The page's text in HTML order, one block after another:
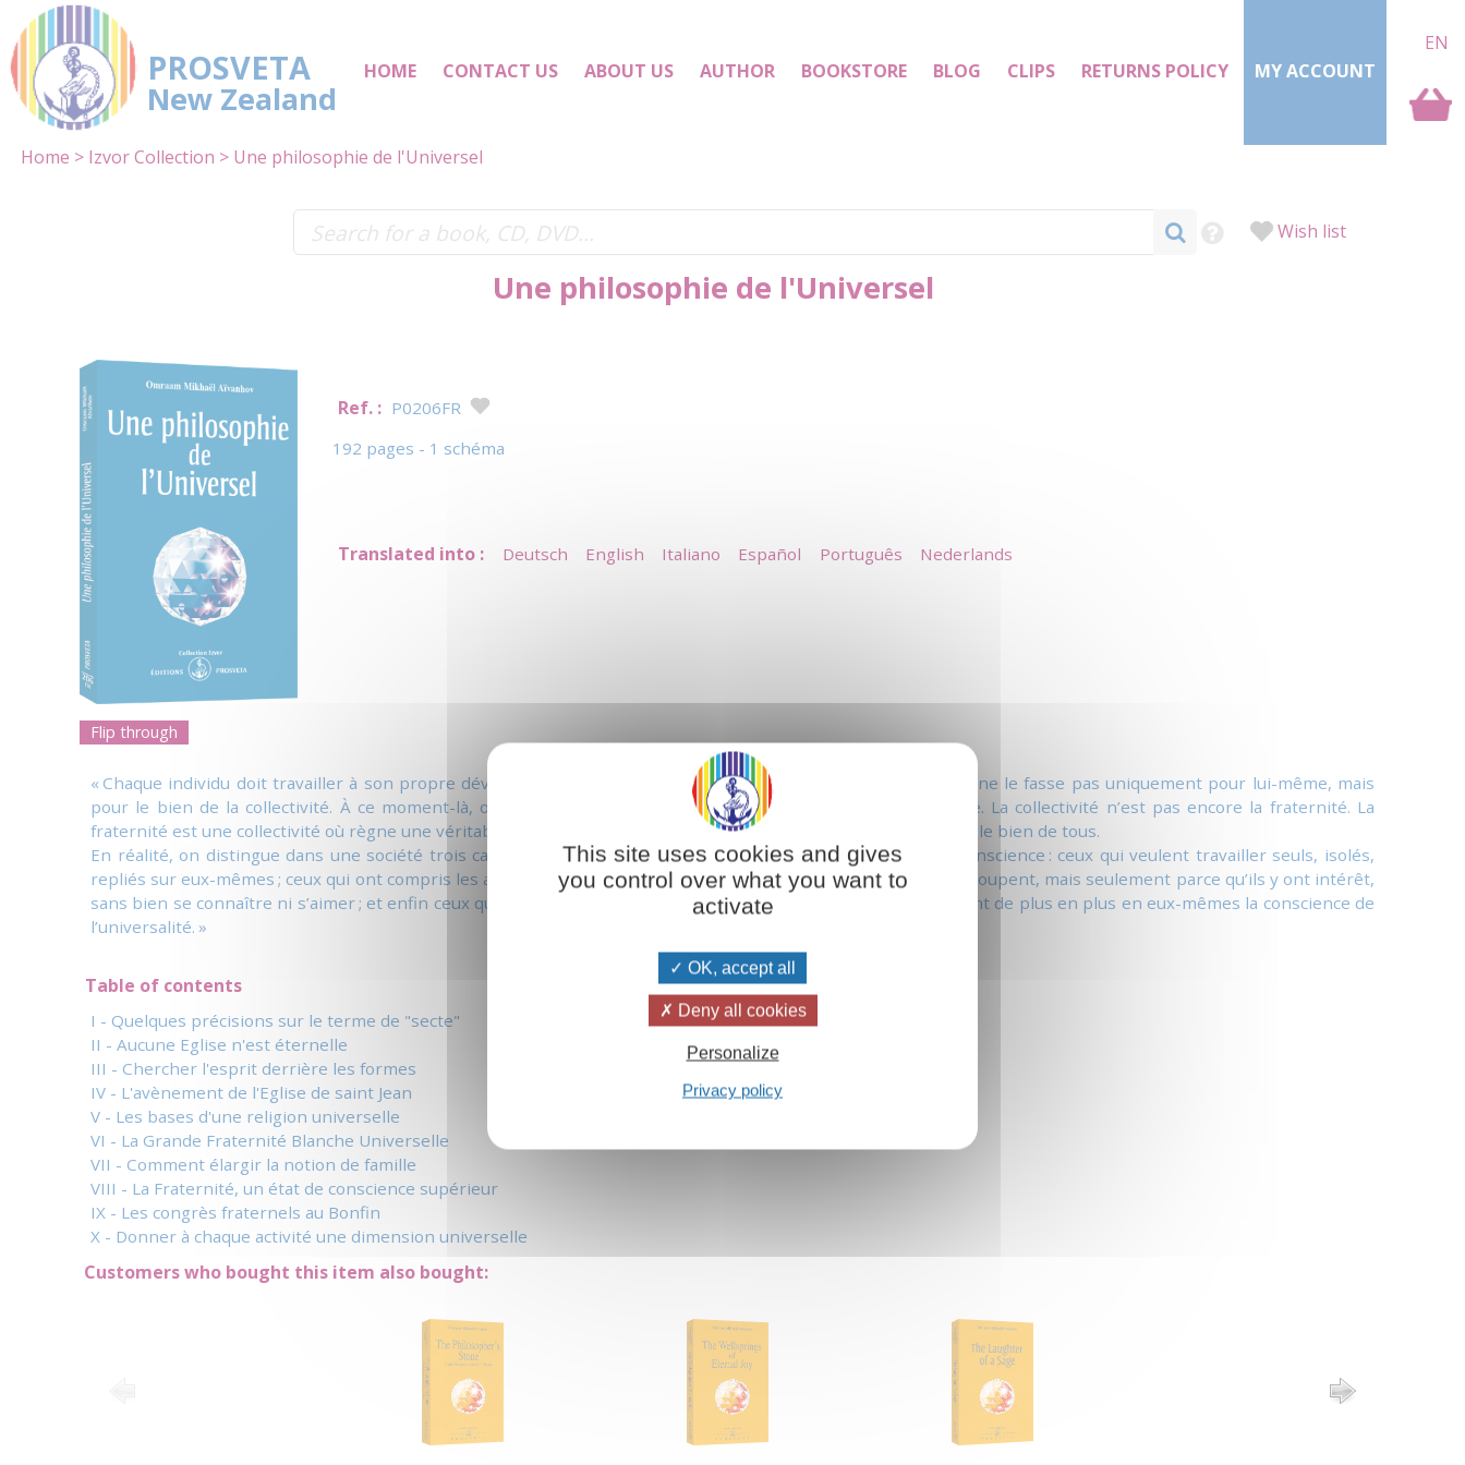
PROSVETA
New Zealand
HOME CONTACT US ABOUT US AUTHOR BOOKSTORE BLOG CLIPS RETURNS POLICY MY ACCOUNT
EN
Home Izvor Collection Une philosophie de l'Universel
Wish list
Une philosophie de l'Universel
Flip through
Ref. : P0206FR
192 pages - 1 schéma
Translated into : Deutsch English Italiano Español Português Nederlands
« Chaque individu doit travailler à son propre développement, à son propre enrichissement, à condition qu’il ne le fasse pas uniquement pour lui-même, mais
pour le bien de la collectivité. À ce moment-là, on ne parle plus seulement de collectivité mais de fraternité. La collectivité n’est pas encore la fraternité. La
fraternité est une collectivité où règne une véritable cohésion, car chaque individu travaille consciemment pour le bien de tous.
En réalité, on distingue dans une société trois catégories d’individus qui correspondent à trois niveaux de conscience : ceux qui veulent travailler seuls, isolés,
repliés sur eux-mêmes ; ceux qui ont compris les avantages qu’ils peuvent tirer de la vie collective et qui se regroupent, mais seulement parce qu’ils y ont intérêt,
sans bien se connaître ni s’aimer ; et enfin ceux qui apprennent à vivre plus fraternellement en approfondissant de plus en plus en eux-mêmes la conscience de
l’universalité. »
Table of contents
I - Quelques précisions sur le terme de "secte"
II - Aucune Eglise n'est éternelle
III - Chercher l'esprit derrière les formes
IV - L'avènement de l'Eglise de saint Jean
V - Les bases d'une religion universelle
VI - La Grande Fraternité Blanche Universelle
VII - Comment élargir la notion de famille
VIII - La Fraternité, un état de conscience supérieur
IX - Les congrès fraternels au Bonfin
X - Donner à chaque activité une dimension universelle
Customers who bought this item also bought:
This site uses cookies and gives
you control over what you want to
activate
OK, accept all
Deny all cookies
Personalize
Privacy policy